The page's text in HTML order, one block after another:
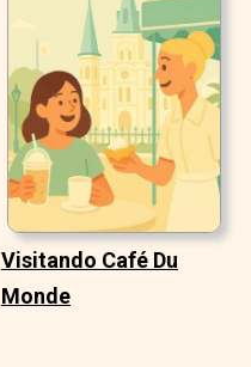
Visitando Café Du
Monde